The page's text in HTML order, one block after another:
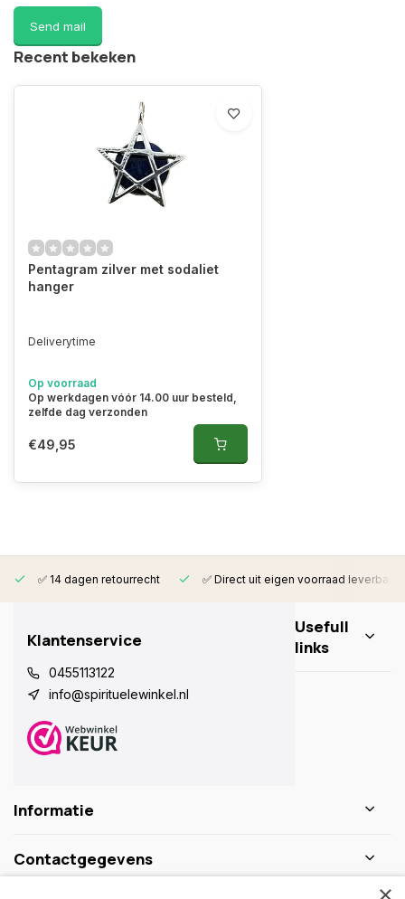
Send mail
Recent bekeken
Pentagram zilver met sodaliet
hanger
Deliverytime
Op voorraad
Op werkdagen vóór 14.00 uur besteld,
zelfde dag verzonden
€49,95
✅ 14 dagen retourrecht ✅ Direct uit eigen voorraad leverbaar
Klantenservice
0455113122
info@spirituelewinkel.nl
Usefull
links
Informatie
Contactgegevens